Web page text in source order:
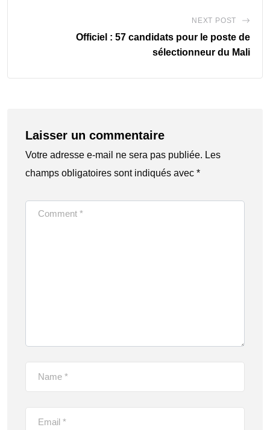
NEXT POST
Officiel : 57 candidats pour le poste de
sélectionneur du Mali
Laisser un commentaire
Votre adresse e-mail ne sera pas publiée. Les
champs obligatoires sont indiqués avec *